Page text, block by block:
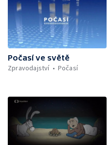
Počasí ve světě
Zpravodajství
Počasí